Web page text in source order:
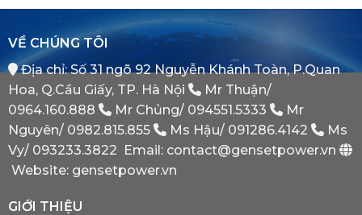
Của
Bình
Minh
Sao
Phát
Dự
Phòng
Bắt
Phải
Có?
VỀ CHÚNG TÔI
Địa chỉ: Số 31 ngõ 92 Nguyễn Khánh Toàn, P.Quan
Hoa, Q.Cầu Giấy, TP. Hà Nội
Mr Thuận/
0964.160.888
Mr Chủng/ 094551.5333
Mr
Nguyên/ 0982.815.855 Ms Hậu/ 091286.4142
Ms
Vy/ 093233.3822
Email: contact@gensetpower.vn
Website: gensetpower.vn
GIỚI THIỆU